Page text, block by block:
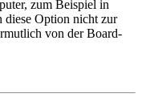
zum Beispiel in
diese Option nicht zur
von der Board-